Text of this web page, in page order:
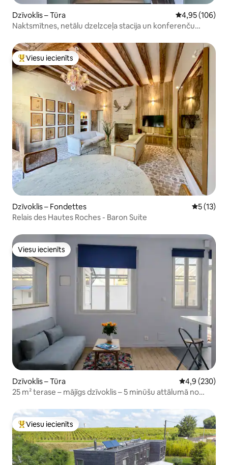
Dzīvoklis – Tūra Vidējais
4,95 (106)
Naktsmītnes, netālu dzelzceļa stacija un konferenču
Populārs viesu iecienīts mājoklis
Viesu iecienīts
Dzīvoklis – Fondettes Vidējais
5 (13)
Relais des Hautes Roches - Baron Suite
Viesu iecienīts
Viesu iecienīts
Dzīvoklis – Tūra Vidējais
4,9 (230)
25 m² terase – mājīgs dzīvoklis – 5 minūšu attālumā no
Populārs viesu iecienīts mājoklis
Viesu iecienīts